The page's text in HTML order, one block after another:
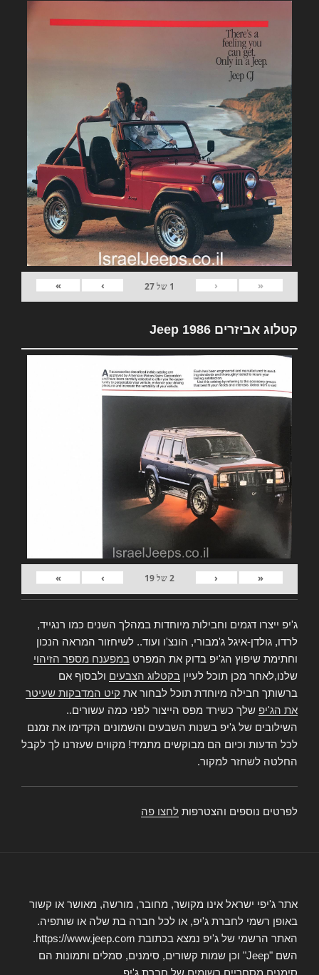
«
‹
1 של27
›
»
קטלוג אביזרים Jeep 1986
«
‹
2של19
›
»
ג'יפ ייצרו דגמים וחבילות מיוחדות במהלך השנים כמו רנגייד,
לרדו, גולדן-איגל ג'מבורי, הונצ'ו ועוד.. לשיחזור המראה הנכון
וחתימת שיפוץ הג'יפ בדוק את המפרט במפענח מספר הזיהוי
שלנו,לאחר מכן תוכל לעיין בקטלוג הצבעים ולבסוף אם
ברשותך חבילה מיוחדת תוכל לבחור את קיט המדבקות שעיטר
את הג'יפ שלך כשירד מפס הייצור לפני כמה עשורים..
השילובים של ג'יפ בשנות השבעים והשמונים הקדימו את זמנם
לכל הדעות וכיום הם מבוקשים מתמיד! מקווים שעזרנו לך לקבל
החלטה לשחזר למקור.
לפרטים נוספים והצטרפות לחצו פה
אתר ג'יפי ישראל אינו מקושר, מחובר, מורשה, מאושר או קשור
באופן רשמי לחברת ג'יפ, או לכל חברה בת שלה או שותפיה.
האתר הרשמי של ג'יפ נמצא בכתובת https://www.jeep.com.
השם "Jeep" וכן שמות קשורים, סימנים, סמלים ותמונות הם
סימנים מסחריים רשומים של חברת ג'יפ.